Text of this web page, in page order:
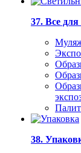
37. Все
38.